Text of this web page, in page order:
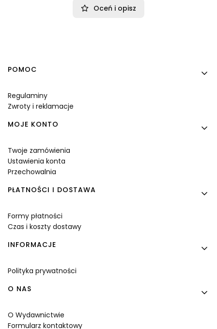
Oceń i opisz
Linki w stopce
POMOC
Regulaminy
Zwroty i reklamacje
MOJE KONTO
Twoje zamówienia
Ustawienia konta
Przechowalnia
PŁATNOŚCI I DOSTAWA
Formy płatności
Czas i koszty dostawy
INFORMACJE
Polityka prywatności
O NAS
O Wydawnictwie
Formularz kontaktowy